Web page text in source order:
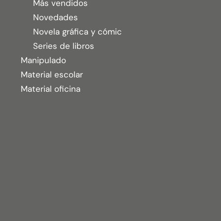
Mochila Pilot
portaminas
recambio de anillas Reposapiés
rotulador fluorescente
sacapuntas escolar
Más vendidos
Novedades
Novela gráfica y cómic
Series de libros
Manipulado
Material escolar
Material oficina